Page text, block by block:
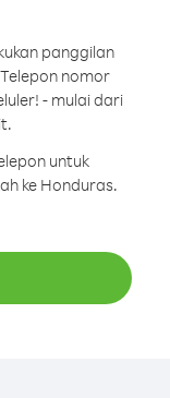
panggilan
Telepon nomor
- mulai dari
untuk
ke Honduras.